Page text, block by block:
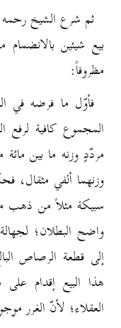
ثم شرع الشيخ رحمه
بيع شيئين
مظروفاً:
فأوّل ما فرضه في
المجموع كافية
مردّدٍ وزنه ما بين
وزنهما ألفي مثقال،
سبيكة مثلاً من ذهب
واضح البطلان؛
إلى قطعة الرصاص
هذا البيع إقدام
العقلاء؛ لأنّ الغرر